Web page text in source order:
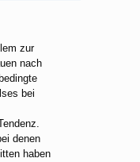
zur
nach
bei
denen
haben